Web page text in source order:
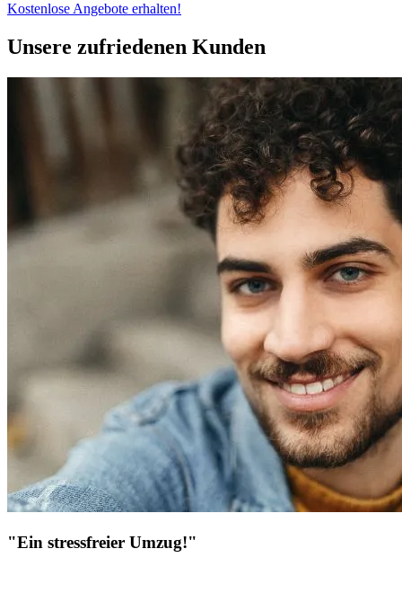
Kostenlose Angebote erhalten!
Unsere zufriedenen Kunden
"Ein stressfreier Umzug!"